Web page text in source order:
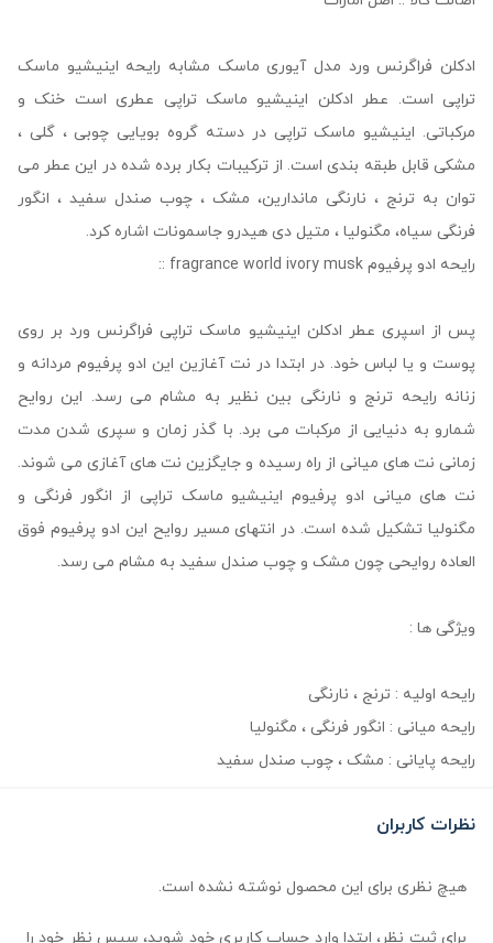
ادکلن فراگرنس ورد مدل آیوری ماسک مشابه رایحه اینیشیو ماسک
تراپی است. عطر ادکلن اینیشیو ماسک تراپی عطری است خنک و
مرکباتی. اینیشیو ماسک تراپی در دسته گروه بویایی چوبی ، گلی ،
مشکی قابل‌ طبقه‌ بندی است. از ترکیبات بکار برده شده در این عطر می
توان به ترنج ، نارنگی ماندارین، مشک ، چوب صندل سفید ، انگور
فرنگی سیاه، مگنولیا ، متیل دی‌ هیدرو جاسمونات اشاره کرد.
رایحه ادو پرفیوم fragrance world ivory musk ::
پس از اسپری عطر ادکلن اینیشیو ماسک تراپی فراگرنس ورد بر روی
پوست و یا لباس خود. در ابتدا در نت آغازین این ادو پرفیوم مردانه و
زنانه رایحه ترنج و نارنگی بین نظیر به مشام می رسد. این روایح
شمارو به دنیایی از مرکبات می برد. با گذر زمان و سپری شدن مدت
زمانی نت های میانی از راه رسیده و جایگزین نت های آغازی می شوند.
نت های میانی ادو پرفیوم اینیشیو ماسک تراپی از انگور فرنگی و
مگنولیا تشکیل شده است. در انتهای مسیر روایح این ادو پرفیوم فوق
العاده روایحی چون مشک و چوب صندل سفید به مشام می رسد.
ویژگی ها :
رایحه اولیه : ترنج ، نارنگی
رایحه میانی : انگور فرنگی ، مگنولیا
رایحه پایانی : مشک ، چوب صندل سفید
نظرات کاربران
هیچ نظری برای این محصول نوشته نشده است.
برای ثبت نظر، ابتدا وارد حساب کاربری خود شوید، سپس نظر خود را